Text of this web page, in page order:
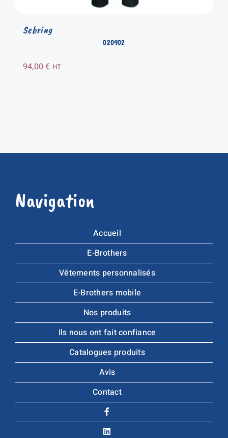
020902
Sebring
94,00€ HT
Navigation
Accueil
E-Brothers
Vêtements personnalisés
E-Brothers mobile
Nos produits
Ils nous ont fait confiance
Catalogues produits
Avis
Contact